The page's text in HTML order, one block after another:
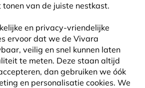
van de juiste nestkast.
en privacy-vriendelijke
ervoor dat we de Vivara
veilig en snel kunnen laten
te meten. Deze staan altijd
dan gebruiken we óók
en personalisatie cookies. We